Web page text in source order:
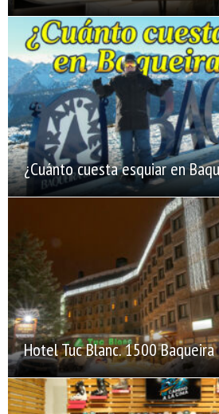
¿Cuánto cuesta esquiar en
Hotel Tuc Blanc. 1500